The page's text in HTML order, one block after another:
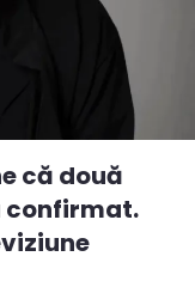
că două
confirmat.